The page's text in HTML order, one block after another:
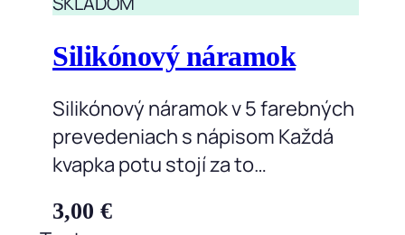
Silikónový náramok
Silikónový náramok v 5 farebných
prevedeniach s nápisom Každá
kvapka potu stojí za to…
3,00 €